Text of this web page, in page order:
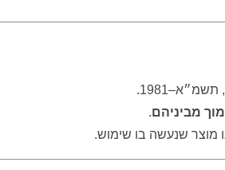
.
מוצר שנעשה בו שימוש.